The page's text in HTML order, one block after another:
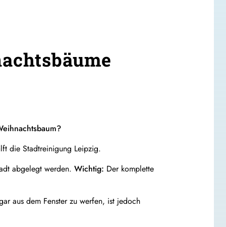
die Stadtreinigung Leipzig.
abgelegt werden. Wichtig: Der komplette
aus dem Fenster zu werfen, ist jedoch